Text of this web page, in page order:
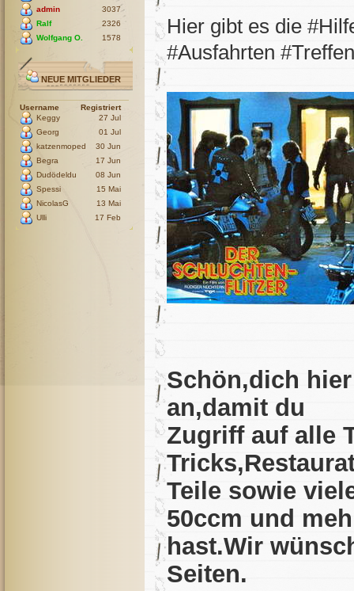
admin
3037
Ralf
2326
Wolfgang O.
1578
NEUE MITGLIEDER
Username
Registriert
Keggy
27 Jul
Georg
01 Jul
katzenmoped
30 Jun
Begra
17 Jun
Dudödeldu
08 Jun
Spessi
15 Mai
NicolasG
13 Mai
Ulli
17 Feb
Hier gibt es die
#Ausfahrten
Schön,dich
an,damit du
Zugriff auf alle
Teile sowie
50ccm und
hast.Wir
Seiten.